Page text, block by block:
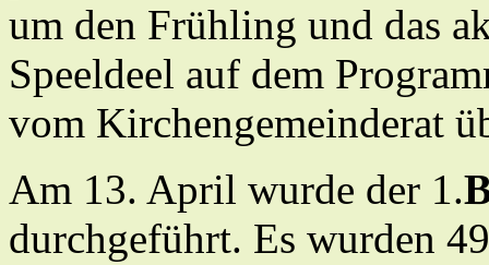
um den Frühling und das
Speeldeel auf dem
vom Kirchengemeinderat
Am 13. April wurde der 1.
durchgeführt. Es wurden